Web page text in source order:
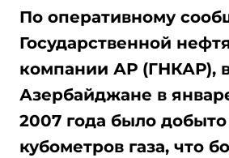
По оперативному
Государственной
компании АР (ГНКАР),
Азербайджане в
2007 года было
кубометров газа, что